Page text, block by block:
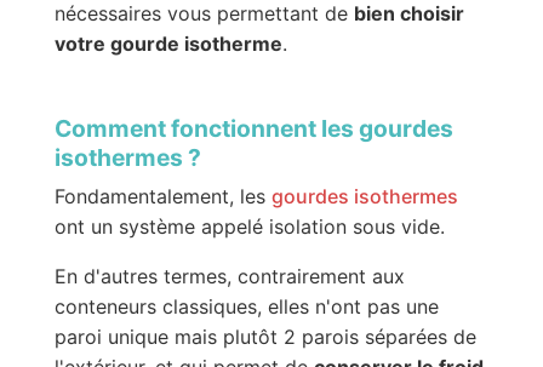
nécessaires vous permettant de bien choisir
votre gourde isotherme.
Comment fonctionnent les gourdes
isothermes ?
Fondamentalement, les gourdes isothermes
ont un système appelé isolation sous vide.
En d'autres termes, contrairement aux
conteneurs classiques, elles n'ont pas une
paroi unique mais plutôt 2 parois séparées de